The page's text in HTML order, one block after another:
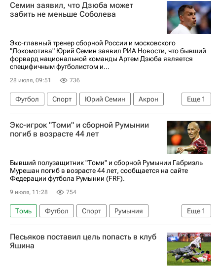
Семин заявил, что Дзюба может
забить не меньше Соболева
Экс-главный тренер сборной России и московского
"Локомотива" Юрий Семин заявил РИА Новости, что бывший
форвард национальной команды Артем Дзюба является
специфичным футболистом и...
28 июля, 09:51 736
Еще 1
Футбол Спорт Юрий Семин
Акрон
Адана Демирспор
Экс-игрок "Томи" и сборной Румынии
погиб в возрасте 44 лет
Бывший полузащитник "Томи" и сборной Румынии Габриэль
Мурешан погиб в возрасте 44 лет, сообщается на сайте
Федерации футбола Румынии (FRF).
9 июля, 11:28 754
Еще 1
Томь Футбол Спорт
Румыния
Габриэль Мурешан
Песьяков поставил цель попасть в клуб
Яшина